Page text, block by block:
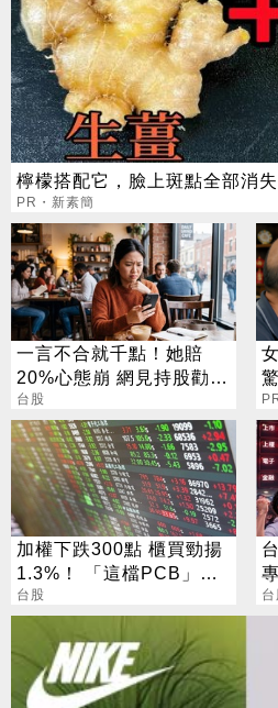
檸檬搭配它，臉上斑點全部消
PR・新素簡
一言不合就千點！她賠
20%心態崩 網見持股勸：
一股不賣奇蹟自來
台股
加權下跌300點 櫃買勁揚
1.3%！ 「這檔PCB」連3
天漲停
台股